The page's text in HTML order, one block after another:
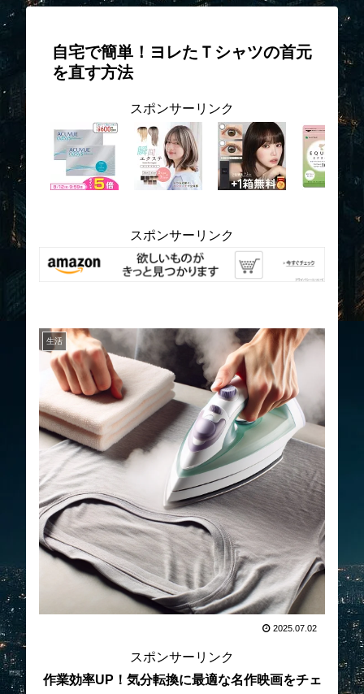
自宅で簡単！ヨレたＴシャツの首元
を直す方法
スポンサーリンク
スポンサーリンク
生活
2025.07.02
スポンサーリンク
作業効率UP！気分転換に最適な名作映画をチェ